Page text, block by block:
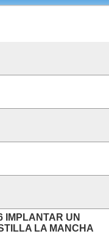
IMPLANTAR UN
LA MANCHA